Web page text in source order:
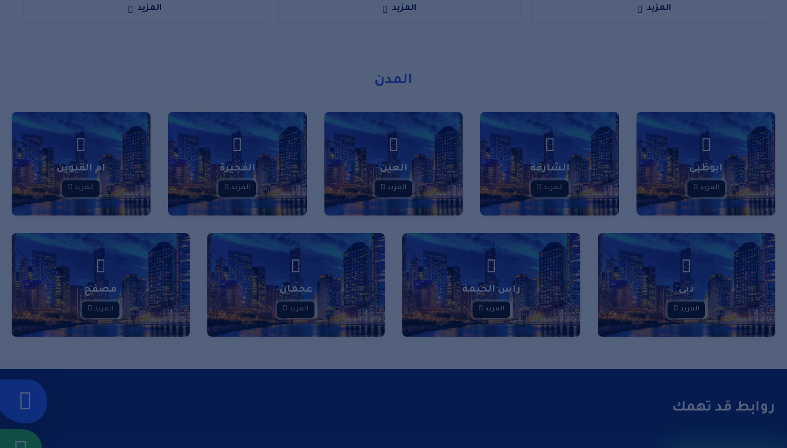
المزيد المزيد المزيد
المدن
ابوظبى
المزيد
الشارقة
المزيد
العين
المزيد
الفجيرة
المزيد
ام القيوين
المزيد
دبى
المزيد
راس الخيمة
المزيد
عجمان
المزيد
مصفح
المزيد
روابط قد تهمك